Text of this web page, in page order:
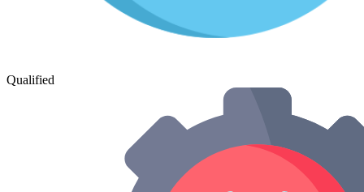
Qualified